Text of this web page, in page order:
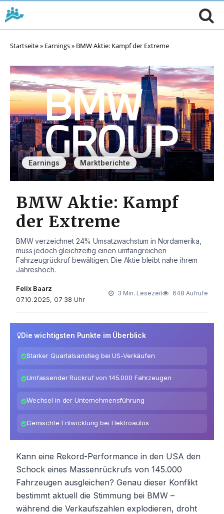
Startseite» Earnings» BMW Aktie: Kampf der Extreme
Earnings , Marktberichte
BMW Aktie: Kampf
der Extreme
BMW verzeichnet 24% Umsatzwachstum in Nordamerika,
muss jedoch gleichzeitig einen umfangreichen
Fahrzeugrückruf bewältigen. Die Aktie bleibt nahe ihrem
Jahreshoch.
Felix Baarz
07.10.2025, 07:38 Uhr
3 Min. Lesezeit 648 Aufrufe
Die wichtigsten Punkte im Überblick
Starker Quartalsanstieg bei US-Verkäufen
Umfassender Rückruf von 145.000 Fahrzeugen
Wechsel in der Unternehmensführung
Gemischte Entwicklung bei Elektroautos
Kann eine Rekord-Performance in den USA den
Schock eines Massenrückrufs von 145.000
Fahrzeugen ausgleichen? Genau dieser Konflikt
bestimmt aktuell die Stimmung bei BMW –
während die Verkaufszahlen explodieren, droht